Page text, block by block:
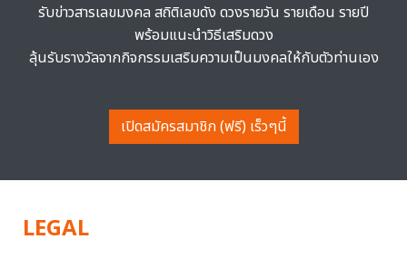
รับข่าวสารเลขมงคล สถิติเลขดัง ดวงรายวัน รายเดือน รายปี
พร้อมแนะนำวิธีเสริมดวง
ลุ้นรับรางวัลจากกิจกรรมเสริมความเป็นมงคลให้กับตัวท่านเอง
เปิดสมัครสมาชิก (ฟรี) เร็วๆนี้
LEGAL